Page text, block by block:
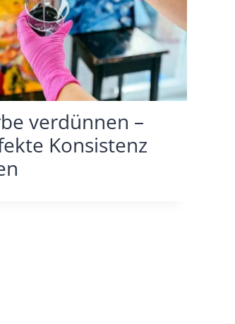
verdünnen –
Konsistenz